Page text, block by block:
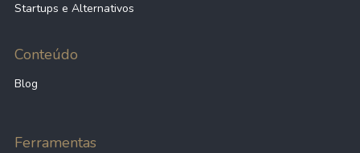
Startups e Alternativos
Conteúdo
Blog
Ferramentas